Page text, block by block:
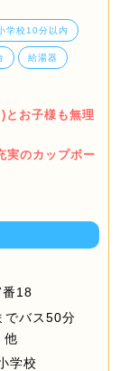
学校10分以内
給湯器
とお子様も無理
実のカップボー
番18
でバス50分
他
学校